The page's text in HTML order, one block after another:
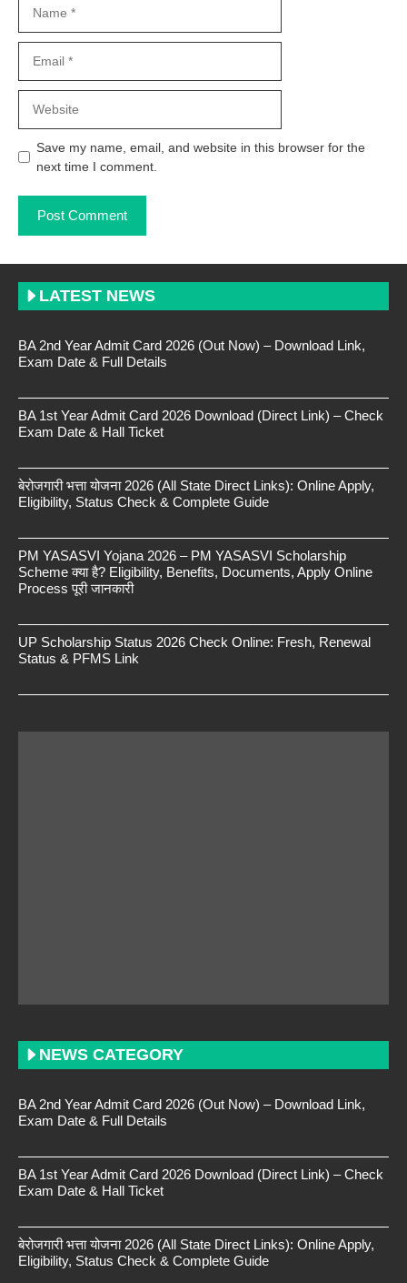
Save my name, email, and website in this browser for the
next time I comment.
LATEST NEWS
BA 2nd Year Admit Card 2026 (Out Now) – Download Link,
Exam Date & Full Details
BA 1st Year Admit Card 2026 Download (Direct Link) – Check
Exam Date & Hall Ticket
बेरोजगारी भत्ता योजना 2026 (All State Direct Links): Online Apply,
Eligibility, Status Check & Complete Guide
PM YASASVI Yojana 2026 – PM YASASVI Scholarship
Scheme क्या है? Eligibility, Benefits, Documents, Apply Online
Process पूरी जानकारी
UP Scholarship Status 2026 Check Online: Fresh, Renewal
Status & PFMS Link
NEWS CATEGORY
BA 2nd Year Admit Card 2026 (Out Now) – Download Link,
Exam Date & Full Details
BA 1st Year Admit Card 2026 Download (Direct Link) – Check
Exam Date & Hall Ticket
बेरोजगारी भत्ता योजना 2026 (All State Direct Links): Online Apply,
Eligibility, Status Check & Complete Guide